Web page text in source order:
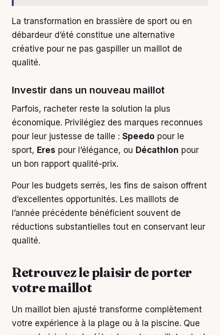
La transformation en brassière de sport ou en
débardeur d’été constitue une alternative
créative pour ne pas gaspiller un maillot de
qualité.
Investir dans un nouveau maillot
Parfois, racheter reste la solution la plus
économique. Privilégiez des marques reconnues
pour leur justesse de taille : Speedo pour le
sport, Eres pour l’élégance, ou Décathlon pour
un bon rapport qualité-prix.
Pour les budgets serrés, les fins de saison offrent
d’excellentes opportunités. Les maillots de
l’année précédente bénéficient souvent de
réductions substantielles tout en conservant leur
qualité.
Retrouvez le plaisir de porter
votre maillot
Un maillot bien ajusté transforme complètement
votre expérience à la plage ou à la piscine. Que